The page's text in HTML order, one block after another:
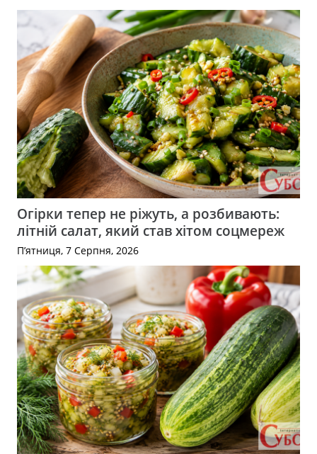
Огірки тепер не ріжуть, а розбивають:
літній салат, який став хітом соцмереж
П’ятниця, 7 Серпня, 2026